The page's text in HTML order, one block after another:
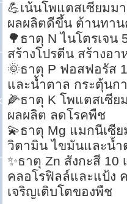
💪เน้นโพแตสเซียมม
ผลผลิตดีขึ้น ต้านทาน
🌳ธาตุ N ไนโตรเจน
สร้างโปรตีน สร้างอ
🌞ธาตุ P ฟอสฟอรัส
และน้ำตาล กระตุ้นก
🌽ธาตุ K โพแตสเซีย
ผลผลิต ลดโรคพืช
💫ธาตุ Mg แมกนีเซีย
วิตามิน ไขมันและน้ำ
✨ธาตุ Zn สังกะสี 10
คลอโรฟิลล์และแป้ง
เจริญเติบโตของพืช